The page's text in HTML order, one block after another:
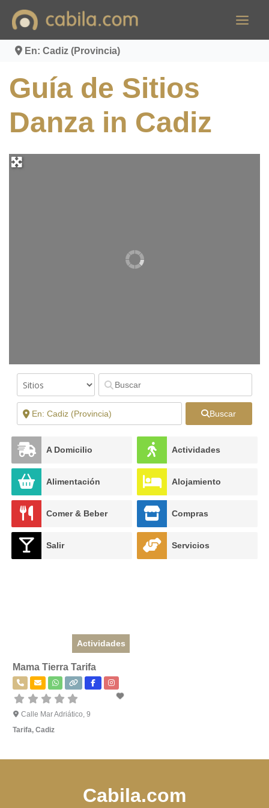
contenido
En: Cadiz (Provincia)
Guía de Sitios
Danza in Cadiz
Buscar
A Domicilio Actividades
Alimentación Alojamiento
Comer & Beber Compras
Salir Servicios
Actividades
Mama Tierra Tarifa
Calle Mar Adriático, 9
Tarifa, Cadiz
Cabila.com